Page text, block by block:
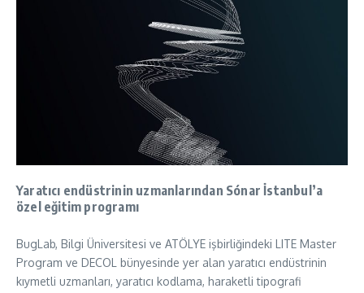
Yaratıcı endüstrinin uzmanlarından Sónar İstanbul’a
özel eğitim programı
BugLab, Bilgi Üniversitesi ve ATÖLYE işbirliğindeki LITE Master
Program ve DECOL bünyesinde yer alan yaratıcı endüstrinin
kıymetli uzmanları, yaratıcı kodlama, haraketli tipografi